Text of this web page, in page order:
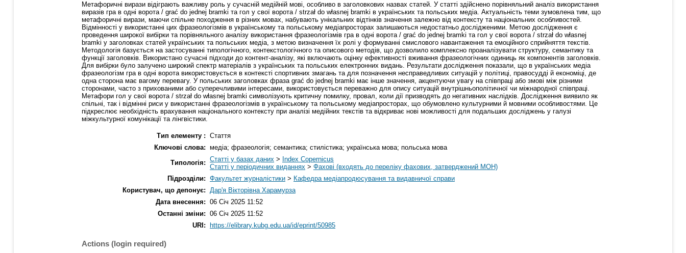
Метафоричні вирази відіграють важливу роль у сучасній медійній мові, особливо в заголовкових назвах статей. У статті здійснено порівняльний аналіз використання
виразів гра в одні ворота / grać do jednej bramki та гол у свої ворота / strzał do własnej bramki в українських та польських медіа. Актуальність теми зумовлена тим, що
метафоричні вирази, маючи спільне походження в різних мовах, набувають унікальних відтінків значення залежно від контексту та національних особливостей.
Відмінності у використанні цих фразеологізмів в українському та польському медіапросторах залишаються недостатньо дослідженими. Метою дослідження є
проведення широкої вибірки та порівняльного аналізу використання фразеологізмів гра в одні ворота / grać do jednej bramki та гол у свої ворота / strzał do własnej
bramki у заголовках статей українських та польських медіа, з метою визначення їх ролі у формуванні смислового навантаження та емоційного сприйняття текстів.
Методологія базується на застосуванні типологічного, контекстологічного та описового методів, що дозволило комплексно проаналізувати структуру, семантику та
функції заголовків. Використано сучасні підходи до контент-аналізу, які включають оцінку ефективності вживання фразеологічних одиниць як компонентів заголовків.
Для вибірки було залучено широкий спектр матеріалів з українських та польських електронних видань. Результати дослідження показали, що в українських медіа
фразеологізм гра в одні ворота використовується в контексті спортивних змагань та для позначення несправедливих ситуацій у політиці, правосудді й економіці, де
одна сторона має вагому перевагу. У польських заголовках фраза grać do jednej bramki має інше значення, акцентуючи увагу на співпраці або змові між різними
сторонами, часто з прихованими або суперечливими інтересами, використовується переважно для опису ситуацій внутрішньополітичної чи міжнародної співпраці.
Метафори гол у свої ворота / strzał do własnej bramki символізують критичну помилку, провал, коли дії призводять до негативних наслідків. Дослідження виявило як
спільні, так і відмінні риси у використанні фразеологізмів в українському та польському медіапросторах, що обумовлено культурними й мовними особливостями. Це
підкреслює необхідність врахування національного контексту при аналізі медійних текстів та відкриває нові можливості для подальших досліджень у галузі
міжкультурної комунікації та лінгвістики.
Тип елементу : Стаття
Ключові слова: медіа; фразеологія; семантика; стилістика; українська мова; польська мова
Типологія: Статті у базах даних > Index Copernicus
Статті у періодичних виданнях > Фахові (входять до переліку фахових, затверджений МОН)
Підрозділи: Факультет журналістики > Кафедра медіапродюсування та видавничої справи
Користувач, що депонує:
Дар'я Вікторівна Харамурза
Дата внесення: 06 Січ 2025 11:52
Останні зміни: 06 Січ 2025 11:52
URI:
https://elibrary.kubg.edu.ua/id/eprint/50985
Actions (login required)